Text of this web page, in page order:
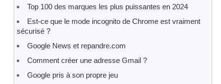
Top 100 des marques les plus puissantes en 2024
Est-ce que le mode incognito de Chrome est vraiment
sécurisé ?
Google News et repandre.com
Comment créer une adresse Gmail ?
Google pris à son propre jeu